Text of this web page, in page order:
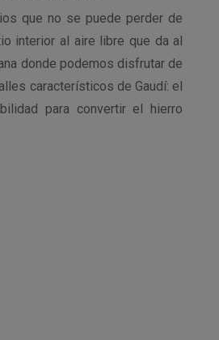
que no se puede perder de
interior al aire libre que da al
donde podemos disfrutar de
característicos de Gaudí: el
para convertir el hierro